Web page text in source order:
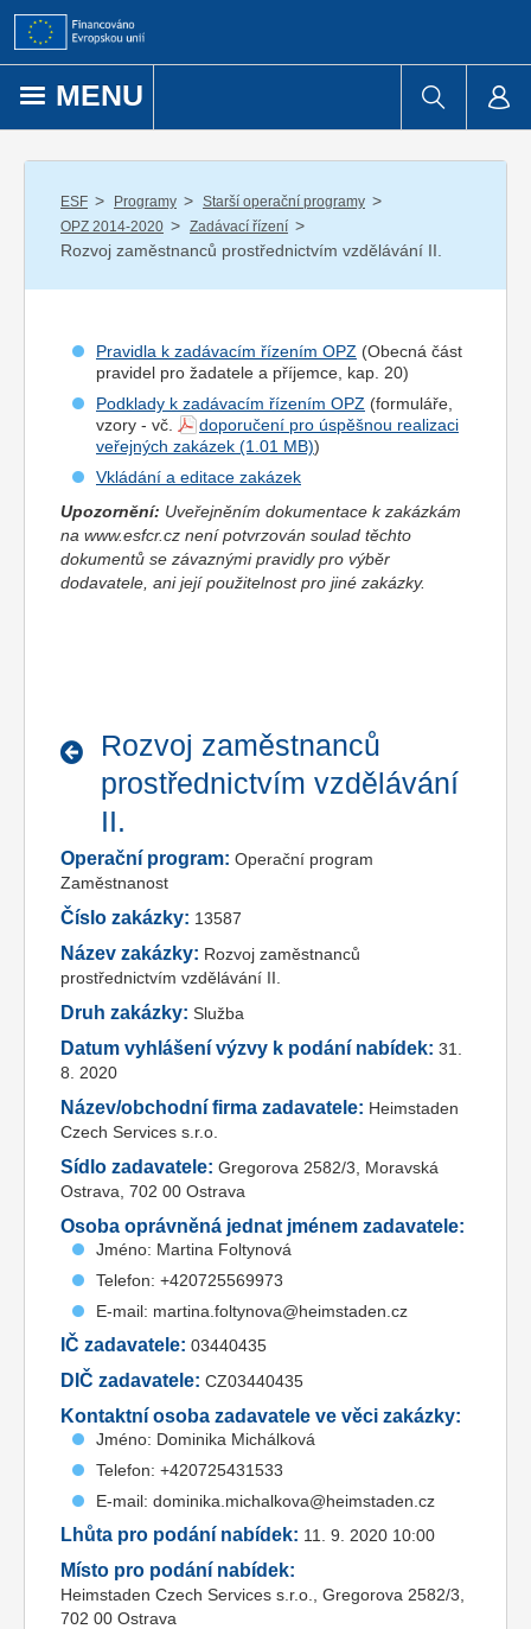
Přejít k obsahu
MENU
ESF / Programy / Starší operační programy /
OPZ 2014-2020 / Zadávací řízení /
Rozvoj zaměstnanců prostřednictvím vzdělávání II.
Pravidla k zadávacím řízením OPZ (Obecná část
pravidel pro žadatele a příjemce , kap. 20)
Podklady k zadávacím řízením OPZ (formuláře,
vzory - vč.
doporučení pro úspěšnou realizaci
veřejných zakázek
)
Vkládání a editace zakázek
Upozornění: Uveřejněním dokumentace k zakázkám
na www.esfcr.cz není potvrzován soulad těchto
dokumentů se závaznými pravidly pro výběr
dodavatele, ani její použitelnost pro jiné zakázky.
Rozvoj zaměstnanců
prostřednictvím vzdělávání
II.
Operační program: Operační program
Zaměstnanost
Číslo zakázky: 13587
Název zakázky: Rozvoj zaměstnanců
prostřednictvím vzdělávání II.
Druh zakázky: Služba
Datum vyhlášení výzvy k podání nabídek: 31.
8. 2020
Název/obchodní firma zadavatele: Heimstaden
Czech Services s.r.o.
Sídlo zadavatele: Gregorova 2582/3, Moravská
Ostrava, 702 00 Ostrava
Osoba oprávněná jednat jménem zadavatele:
Jméno: Martina Foltynová
Telefon: +420725569973
E-mail: martina.foltynova@heimstaden.cz
IČ zadavatele: 03440435
DIČ zadavatele: CZ03440435
Kontaktní osoba zadavatele ve věci zakázky:
Jméno: Dominika Michálková
Telefon: +420725431533
E-mail: dominika.michalkova@heimstaden.cz
Lhůta pro podání nabídek: 11. 9. 2020 10:00
Místo pro podání nabídek:
Heimstaden Czech Services s.r.o., Gregorova 2582/3,
702 00 Ostrava